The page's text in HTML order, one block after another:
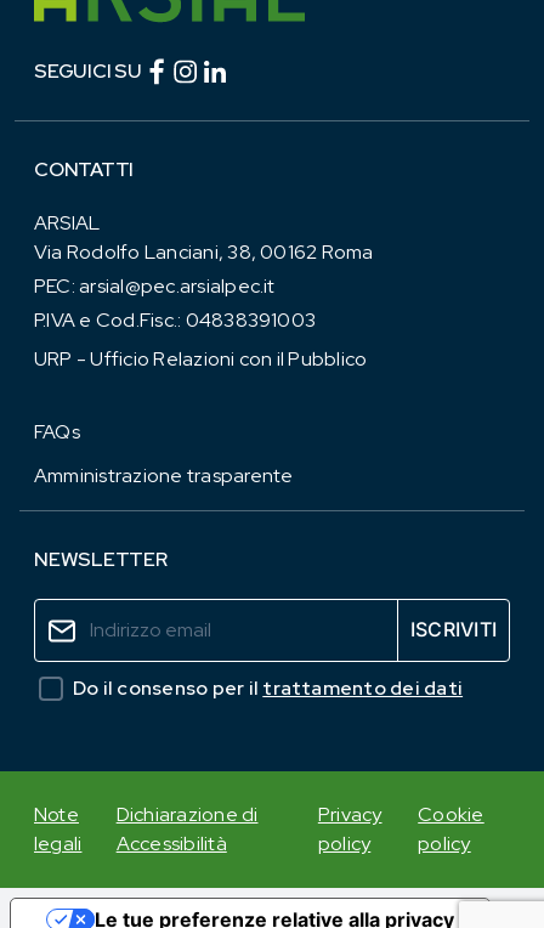
SEGUICI SU Facebook (link esterno)
Instagram (link esterno)
CONTATTI
ARSIAL
Via Rodolfo Lanciani, 38, 00162 Roma
PEC:arsial@pec.arsialpec.it
P.IVA e Cod.Fisc.: 04838391003
URP - Ufficio Relazioni con il Pubblico
FAQs
Amministrazione trasparente
NEWSLETTER
Do il consenso per il trattamento dei dati
Note
legali
Dichiarazione di
Accessibilità
Privacy
policy
Cookie
policy
Le tue preferenze relative alla privacy